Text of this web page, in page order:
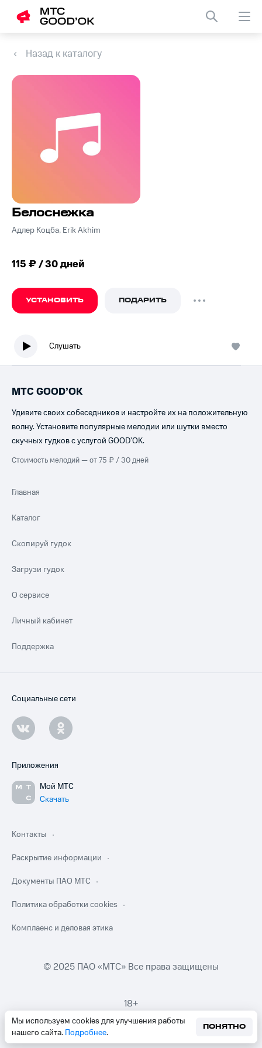
Назад к каталогу
Белоснежка
Адлер Коцба, Erik Akhim
115 ₽ / 30 дней
УСТАНОВИТЬ ПОДАРИТЬ
Слушать
Мы используем cookies для улучшения работы
нашего сайта. Подробнее.
ПОНЯТНО
МТС GOOD’OK
Удивите своих собеседников и настройте их на положительную
волну. Установите популярные мелодии или шутки вместо
скучных гудков с услугой GOOD’OK.
Стоимость мелодий — от 75 ₽ / 30 дней
Главная
Каталог
Скопируй гудок
Загрузи гудок
О сервисе
Личный кабинет
Поддержка
Социальные сети
Приложения
Мой МТС
Скачать
Контакты
Раскрытие информации
Документы ПАО МТС
Политика обработки cookies
Комплаенс и деловая этика
© 2025 ПАО «МТС» Все права защищены
18+